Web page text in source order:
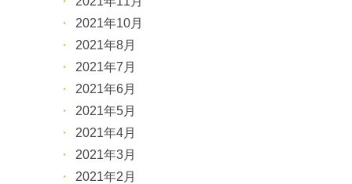
2021年10月
2021年8月
2021年7月
2021年6月
2021年5月
2021年4月
2021年3月
2021年2月